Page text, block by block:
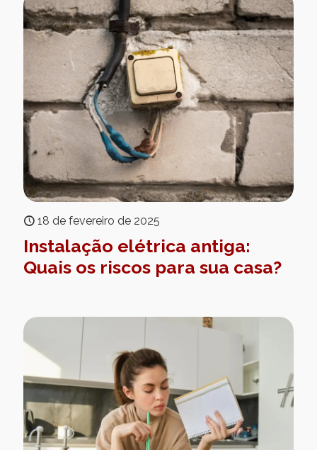
18 de fevereiro de 2025
Instalação elétrica antiga:
Quais os riscos para sua casa?